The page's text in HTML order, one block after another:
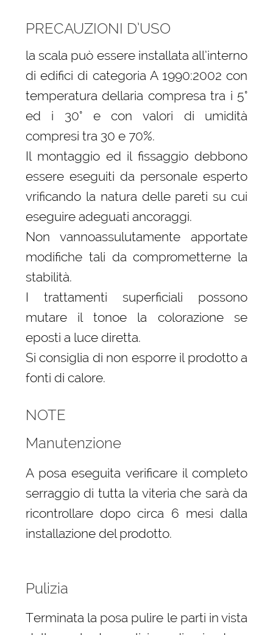
PRECAUZIONI D’USO
la scala può essere installata all’interno
di edifici di categoria A 1990:2002 con
temperatura dellaria compresa tra i 5°
ed i 30° e con valori di umidità
compresi tra 30 e 70%.
Il montaggio ed il fissaggio debbono
essere eseguiti da personale esperto
vrificando la natura delle pareti su cui
eseguire adeguati ancoraggi.
Non vannoassulutamente apportate
modifiche tali da comprometterne la
stabilità.
I trattamenti superficiali possono
mutare il tonoe la colorazione se
eposti a luce diretta.
Si consiglia di non esporre il prodotto a
fonti di calore.
NOTE
Manutenzione
A posa eseguita verificare il completo
serraggio di tutta la viteria che sarà da
ricontrollare dopo circa 6 mesi dalla
installazione del prodotto.
Pulizia
Terminata la posa pulire le parti in vista